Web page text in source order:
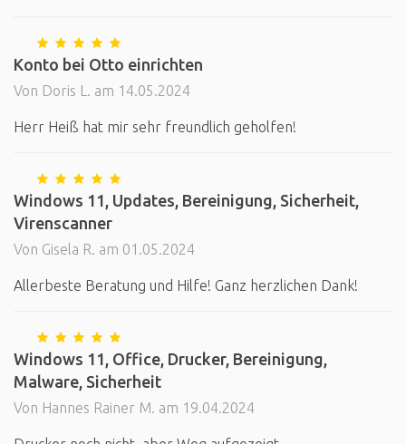
Konto bei Otto einrichten
Von Doris L. am 14.05.2024
Herr Heiß hat mir sehr freundlich geholfen!
Windows 11, Updates, Bereinigung, Sicherheit,
Virenscanner
Von Gisela R. am 01.05.2024
Allerbeste Beratung und Hilfe! Ganz herzlichen Dank!
Windows 11, Office, Drucker, Bereinigung,
Malware, Sicherheit
Von Hannes Rainer M. am 19.04.2024